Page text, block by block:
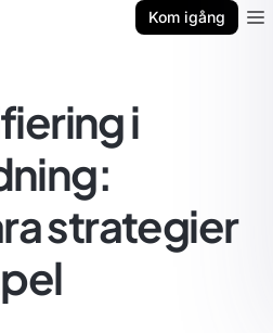
Kom igång
i
strategier